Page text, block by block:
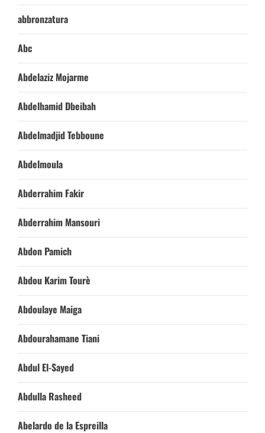
abbronzatura
Abc
Abdelaziz Mojarme
Abdelhamid Dbeibah
Abdelmadjid Tebboune
Abdelmoula
Abderrahim Fakir
Abderrahim Mansouri
Abdon Pamich
Abdou Karim Tourè
Abdoulaye Maiga
Abdourahamane Tiani
Abdul El-Sayed
Abdulla Rasheed
Abelardo de la Espreilla